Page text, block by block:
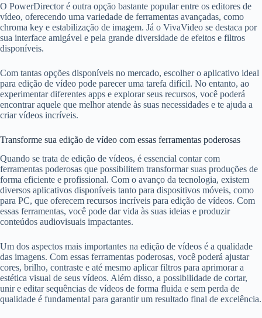
O PowerDirector é outra opção bastante popular entre os editores de
vídeo, oferecendo uma variedade de ferramentas avançadas, como
chroma key e estabilização de imagem. Já o VivaVideo se destaca por
sua interface amigável e pela grande diversidade de efeitos e filtros
disponíveis.
Com tantas opções disponíveis no mercado, escolher o aplicativo ideal
para edição de vídeo pode parecer uma tarefa difícil. No entanto, ao
experimentar diferentes apps e explorar seus recursos, você poderá
encontrar aquele que melhor atende às suas necessidades e te ajuda a
criar vídeos incríveis.
Transforme sua edição de vídeo com essas ferramentas poderosas
Quando se trata de edição de vídeos, é essencial contar com
ferramentas poderosas que possibilitem transformar suas produções de
forma eficiente e profissional. Com o avanço da tecnologia, existem
diversos aplicativos disponíveis tanto para dispositivos móveis, como
para PC, que oferecem recursos incríveis para edição de vídeos. Com
essas ferramentas, você pode dar vida às suas ideias e produzir
conteúdos audiovisuais impactantes.
Um dos aspectos mais importantes na edição de vídeos é a qualidade
das imagens. Com essas ferramentas poderosas, você poderá ajustar
cores, brilho, contraste e até mesmo aplicar filtros para aprimorar a
estética visual de seus vídeos. Além disso, a possibilidade de cortar,
unir e editar sequências de vídeos de forma fluida e sem perda de
qualidade é fundamental para garantir um resultado final de excelência.